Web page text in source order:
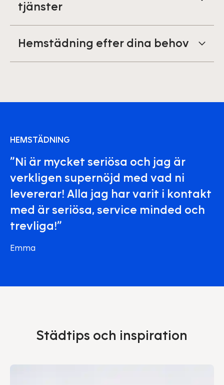
tjänster
Hemstädning efter dina behov
HEMSTÄDNING
”Ni är mycket seriösa och jag är
verkligen supernöjd med vad ni
levererar! Alla jag har varit i kontakt
med är seriösa, service minded och
trevliga!”
Emma
Städtips och inspiration